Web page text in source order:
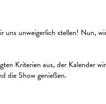
uns unweigerlich stellen! Nun,
Kriterien aus, der Kalender
die Show genießen.